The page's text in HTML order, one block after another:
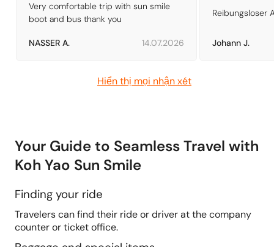
Very comfortable trip with sun smile
boot and bus thank you
NASSER A. 14.07.2026
Reibungsloser
Johann J.
Hiển thị mọi nhận xét
Your Guide to Seamless Travel with
Koh Yao Sun Smile
Finding your ride
Travelers can find their ride or driver at the company
counter or ticket office.